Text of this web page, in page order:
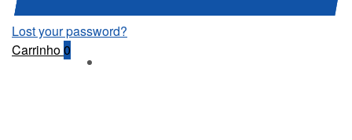
Lost your password?
Carrinho0